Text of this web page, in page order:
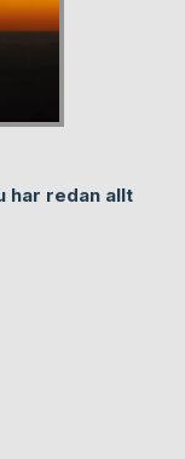
har redan allt